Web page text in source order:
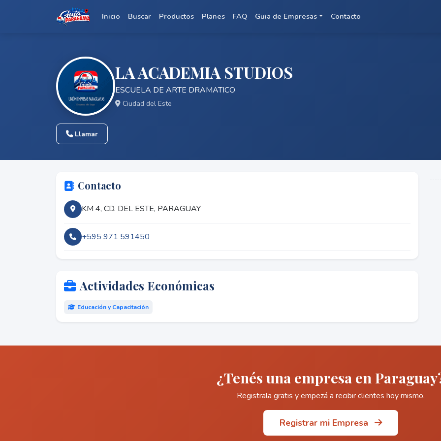
Inicio Buscar Productos Planes FAQ Guia de Empresas Contacto
LA ACADEMIA STUDIOS
ESCUELA DE ARTE DRAMATICO
Ciudad del Este
Llamar
Contacto
KM 4, CD. DEL ESTE, PARAGUAY
+595 971 591450
Actividades Económicas
Educación y Capacitación
¿Tenés una empresa en
Registrala gratis y empezá a recibir clientes hoy mismo.
Registrar mi Empresa